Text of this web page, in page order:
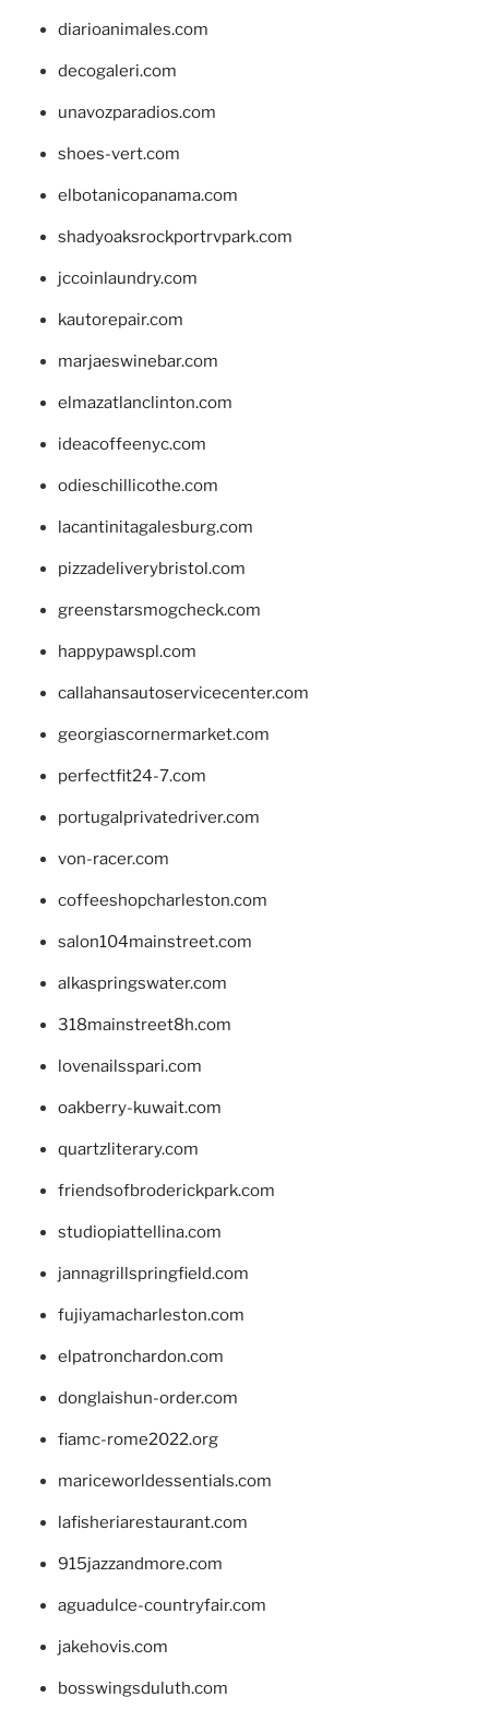
diarioanimales.com
decogaleri.com
unavozparadios.com
shoes-vert.com
elbotanicopanama.com
shadyoaksrockportrvpark.com
jccoinlaundry.com
kautorepair.com
marjaeswinebar.com
elmazatlanclinton.com
ideacoffeenyc.com
odieschillicothe.com
lacantinitagalesburg.com
pizzadeliverybristol.com
greenstarsmogcheck.com
happypawspl.com
callahansautoservicecenter.com
georgiascornermarket.com
perfectfit24-7.com
portugalprivatedriver.com
von-racer.com
coffeeshopcharleston.com
salon104mainstreet.com
alkaspringswater.com
318mainstreet8h.com
lovenailsspari.com
oakberry-kuwait.com
quartzliterary.com
friendsofbroderickpark.com
studiopiattellina.com
jannagrillspringfield.com
fujiyamacharleston.com
elpatronchardon.com
donglaishun-order.com
fiamc-rome2022.org
mariceworldessentials.com
lafisheriarestaurant.com
915jazzandmore.com
aguadulce-countryfair.com
jakehovis.com
bosswingsduluth.com